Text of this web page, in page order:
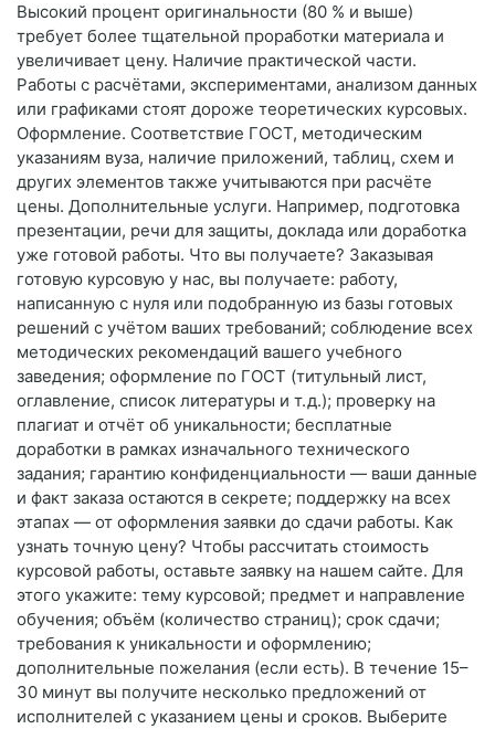
Высокий процент оригинальности (80 % и выше)
требует более тщательной проработки материала и
увеличивает цену. Наличие практической части.
Работы с расчётами, экспериментами, анализом данных
или графиками стоят дороже теоретических курсовых.
Оформление. Соответствие ГОСТ, методическим
указаниям вуза, наличие приложений, таблиц, схем и
других элементов также учитываются при расчёте
цены. Дополнительные услуги. Например, подготовка
презентации, речи для защиты, доклада или доработка
уже готовой работы. Что вы получаете? Заказывая
готовую курсовую у нас, вы получаете: работу,
написанную с нуля или подобранную из базы готовых
решений с учётом ваших требований; соблюдение всех
методических рекомендаций вашего учебного
заведения; оформление по ГОСТ (титульный лист,
оглавление, список литературы и т. д.); проверку на
плагиат и отчёт об уникальности; бесплатные
доработки в рамках изначального технического
задания; гарантию конфиденциальности — ваши данные
и факт заказа остаются в секрете; поддержку на всех
этапах — от оформления заявки до сдачи работы. Как
узнать точную цену? Чтобы рассчитать стоимость
курсовой работы, оставьте заявку на нашем сайте. Для
этого укажите: тему курсовой; предмет и направление
обучения; объём (количество страниц); срок сдачи;
требования к уникальности и оформлению;
дополнительные пожелания (если есть). В течение 15–
30 минут вы получите несколько предложений от
исполнителей с указанием цены и сроков. Выберите